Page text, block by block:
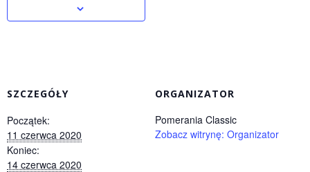
SZCZEGÓŁY
Początek:
11 czerwca 2020
Koniec:
14 czerwca 2020
ORGANIZATOR
Pomerania Classic
Zobacz witrynę: Organizator